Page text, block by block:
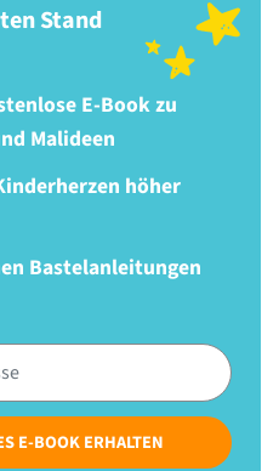
Stand
E-Book zu
Malideen
höher
Bastelanleitungen
E-BOOK ERHALTEN